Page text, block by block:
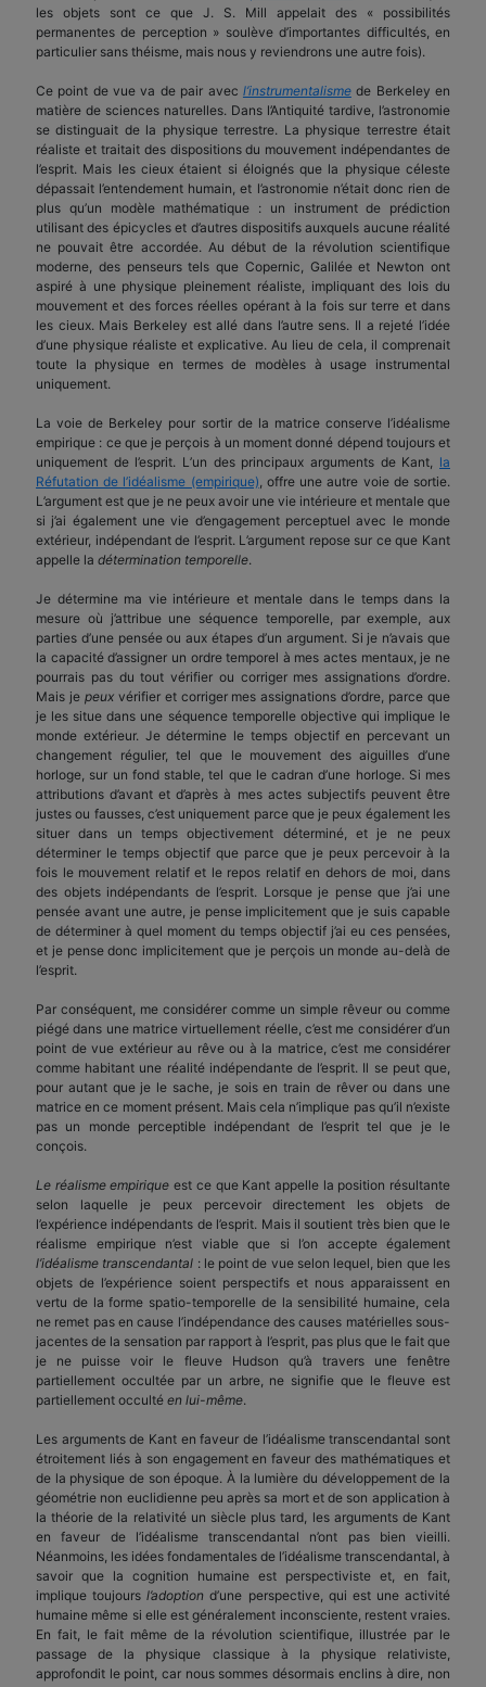
les objets sont ce que J. S. Mill appelait des « possibilités
permanentes de perception » soulève d’importantes difficultés, en
particulier sans théisme, mais nous y reviendrons une autre fois).
Ce point de vue va de pair avec l’instrumentalisme de Berkeley en
matière de sciences naturelles. Dans l’Antiquité tardive, l’astronomie
se distinguait de la physique terrestre. La physique terrestre était
réaliste et traitait des dispositions du mouvement indépendantes de
l’esprit. Mais les cieux étaient si éloignés que la physique céleste
dépassait l’entendement humain, et l’astronomie n’était donc rien de
plus qu’un modèle mathématique : un instrument de prédiction
utilisant des épicycles et d’autres dispositifs auxquels aucune réalité
ne pouvait être accordée. Au début de la révolution scientifique
moderne, des penseurs tels que Copernic, Galilée et Newton ont
aspiré à une physique pleinement réaliste, impliquant des lois du
mouvement et des forces réelles opérant à la fois sur terre et dans
les cieux. Mais Berkeley est allé dans l’autre sens. Il a rejeté l’idée
d’une physique réaliste et explicative. Au lieu de cela, il comprenait
toute la physique en termes de modèles à usage instrumental
uniquement.
La voie de Berkeley pour sortir de la matrice conserve l’idéalisme
empirique : ce que je perçois à un moment donné dépend toujours et
uniquement de l’esprit. L’un des principaux arguments de Kant, la
Réfutation de l’idéalisme (empirique) , offre une autre voie de sortie.
L’argument est que je ne peux avoir une vie intérieure et mentale que
si j’ai également une vie d’engagement perceptuel avec le monde
extérieur, indépendant de l’esprit. L’argument repose sur ce que Kant
appelle la détermination temporelle.
Je détermine ma vie intérieure et mentale dans le temps dans la
mesure où j’attribue une séquence temporelle, par exemple, aux
parties d’une pensée ou aux étapes d’un argument. Si je n’avais que
la capacité d’assigner un ordre temporel à mes actes mentaux, je ne
pourrais pas du tout vérifier ou corriger mes assignations d’ordre.
Mais je peuxvérifier et corriger mes assignations d’ordre, parce que
je les situe dans une séquence temporelle objective qui implique le
monde extérieur. Je détermine le temps objectif en percevant un
changement régulier, tel que le mouvement des aiguilles d’une
horloge, sur un fond stable, tel que le cadran d’une horloge. Si mes
attributions d’avant et d’après à mes actes subjectifs peuvent être
justes ou fausses, c’est uniquement parce que je peux également les
situer dans un temps objectivement déterminé, et je ne peux
déterminer le temps objectif que parce que je peux percevoir à la
fois le mouvement relatif et le repos relatif en dehors de moi, dans
des objets indépendants de l’esprit. Lorsque je pense que j’ai une
pensée avant une autre, je pense implicitement que je suis capable
de déterminer à quel moment du temps objectif j’ai eu ces pensées,
et je pense donc implicitement que je perçois un monde au-delà de
l’esprit.
Par conséquent, me considérer comme un simple rêveur ou comme
piégé dans une matrice virtuellement réelle, c’est me considérer d’un
point de vue extérieur au rêve ou à la matrice, c’est me considérer
comme habitant une réalité indépendante de l’esprit. Il se peut que,
pour autant que je le sache, je sois en train de rêver ou dans une
matrice en ce moment présent. Mais cela n’implique pas qu’il n’existe
pas un monde perceptible indépendant de l’esprit tel que je le
conçois.
Le réalisme empirique est ce que Kant appelle la position résultante
selon laquelle je peux percevoir directement les objets de
l’expérience indépendants de l’esprit. Mais il soutient très bien que le
réalisme empirique n’est viable que si l’on accepte également
l’idéalisme transcendantal : le point de vue selon lequel, bien que les
objets de l’expérience soient perspectifs et nous apparaissent en
vertu de la forme spatio-temporelle de la sensibilité humaine, cela
ne remet pas en cause l’indépendance des causes matérielles sous-
jacentes de la sensation par rapport à l’esprit, pas plus que le fait que
je ne puisse voir le fleuve Hudson qu’à travers une fenêtre
partiellement occultée par un arbre, ne signifie que le fleuve est
partiellement occulté en lui-même.
Les arguments de Kant en faveur de l’idéalisme transcendantal sont
étroitement liés à son engagement en faveur des mathématiques et
de la physique de son époque. À la lumière du développement de la
géométrie non euclidienne peu après sa mort et de son application à
la théorie de la relativité un siècle plus tard, les arguments de Kant
en faveur de l’idéalisme transcendantal n’ont pas bien vieilli.
Néanmoins, les idées fondamentales de l’idéalisme transcendantal, à
savoir que la cognition humaine est perspectiviste et, en fait,
implique toujoursl’adoption d’une perspective, qui est une activité
humaine même si elle est généralement inconsciente, restent vraies.
En fait, le fait même de la révolution scientifique, illustrée par le
passage de la physique classique à la physique relativiste,
approfondit le point, car nous sommes désormais enclins à dire, non